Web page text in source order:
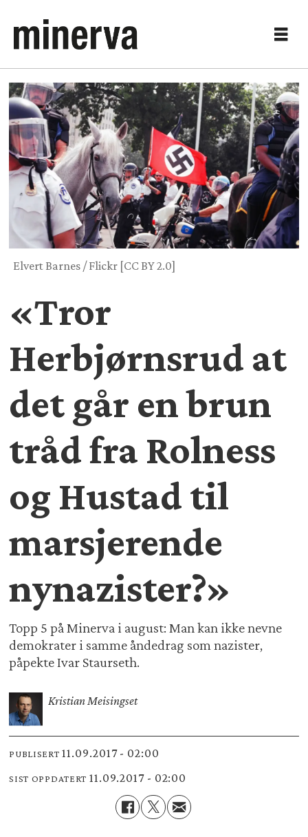
Elvert Barnes / Flickr [CC BY 2.0]
«Tror
Herbjørnsrud at
det går en brun
tråd fra Rolness
og Hustad til
marsjerende
nynazister?»
Topp 5 på Minerva i august: Man kan ikke nevne
demokrater i samme åndedrag som nazister,
påpekte Ivar Staurseth.
Kristian Meisingset
PUBLISERT 11.09.2017 - 02:00
SIST OPPDATERT 11.09.2017 - 02:00